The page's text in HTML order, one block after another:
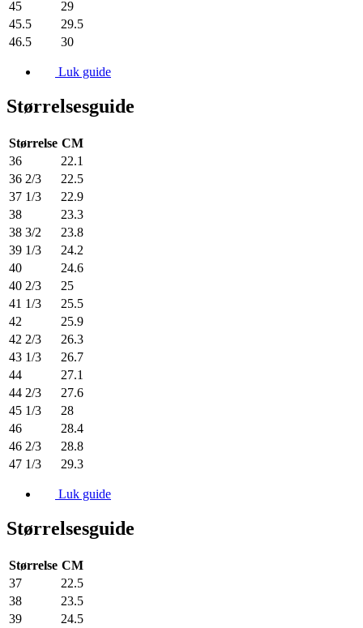
45
29
45.5
29.5
46.5
30
Luk guide
Størrelsesguide
Størrelse CM
36
22.1
36 2/3
22.5
37 1/3
22.9
38
23.3
38 3/2
23.8
39 1/3
24.2
40
24.6
40 2/3
25
41 1/3
25.5
42
25.9
42 2/3
26.3
43 1/3
26.7
44
27.1
44 2/3
27.6
45 1/3
28
46
28.4
46 2/3
28.8
47 1/3
29.3
Luk guide
Størrelsesguide
Størrelse CM
37
22.5
38
23.5
39
24.5